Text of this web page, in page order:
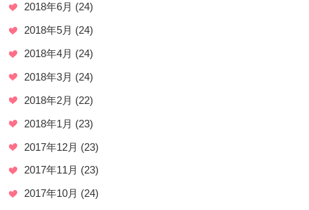
2018年6月 (24)
2018年5月 (24)
2018年4月 (24)
2018年3月 (24)
2018年2月 (22)
2018年1月 (23)
2017年12月 (23)
2017年11月 (23)
2017年10月 (24)